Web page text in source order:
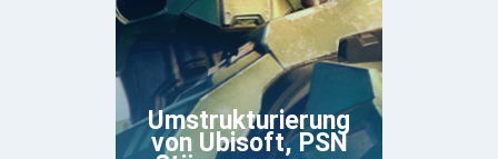
Umstrukturierung
von Ubisoft, PSN